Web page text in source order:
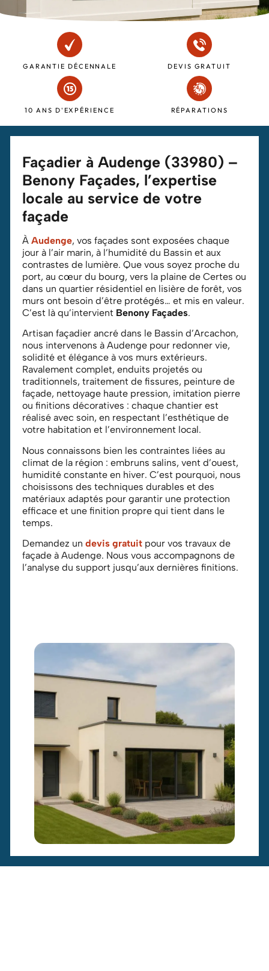
GARANTIE DÉCENNALE DEVIS GRATUIT
10 ANS D'EXPÉRIENCE RÉPARATIONS
Façadier à Audenge (33980) –
Benony Façades, l’expertise
locale au service de votre
façade
À Audenge, vos façades sont exposées chaque
jour à l’air marin, à l’humidité du Bassin et aux
contrastes de lumière. Que vous soyez proche du
port, au cœur du bourg, vers la plaine de Certes ou
dans un quartier résidentiel en lisière de forêt, vos
murs ont besoin d’être protégés… et mis en valeur.
C’est là qu’intervient Benony Façades.
Artisan façadier ancré dans le Bassin d’Arcachon,
nous intervenons à Audenge pour redonner vie,
solidité et élégance à vos murs extérieurs.
Ravalement complet, enduits projetés ou
traditionnels, traitement de fissures, peinture de
façade, nettoyage haute pression, imitation pierre
ou finitions décoratives : chaque chantier est
réalisé avec soin, en respectant l’esthétique de
votre habitation et l’environnement local.
Nous connaissons bien les contraintes liées au
climat de la région : embruns salins, vent d’ouest,
humidité constante en hiver. C’est pourquoi, nous
choisissons des techniques durables et des
matériaux adaptés pour garantir une protection
efficace et une finition propre qui tient dans le
temps.
Demandez un devis gratuit pour vos travaux de
façade à Audenge. Nous vous accompagnons de
l’analyse du support jusqu’aux dernières finitions.